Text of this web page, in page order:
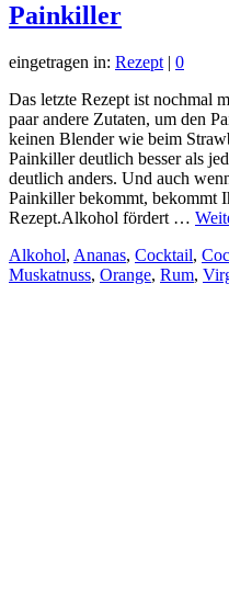
Painkiller
eingetragen in: Rezept | 0
Das letzte Rezept ist nochmal
paar andere Zutaten, um den
keinen Blender wie beim
Painkiller deutlich besser als
deutlich anders. Und auch
Painkiller bekommt, bekommt
Rezept.Alkohol fördert …
Alkohol, Ananas, Cocktail,
Muskatnuss, Orange, Rum,